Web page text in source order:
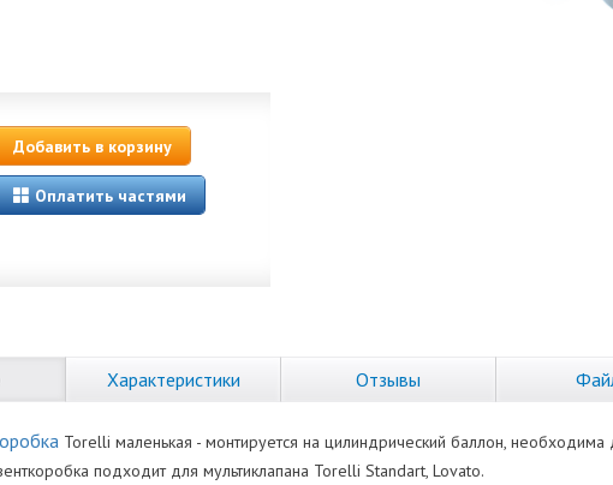
Добавить в корзину
Оплатить частями
Характеристики Отзывы
Torelli маленькая - монтируется на цилиндрический баллон,
подходит для мультиклапана Torelli Standart, Lovato.